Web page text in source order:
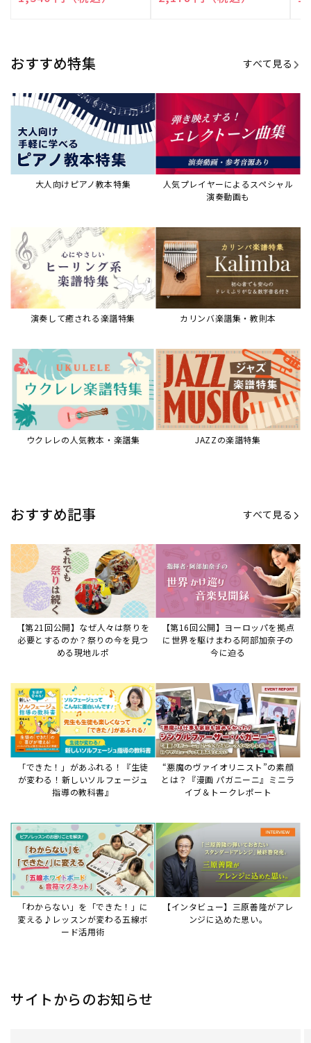
JAZZの楽譜特集
おすすめ記事 すべて見る
【第21回公開】なぜ人々は祭りを
必要とするのか？祭りの今を見つ
める現地ルポ
【第16回公開】ヨーロッパを拠点
に世界を駆けまわる阿部加奈子の
今に迫る
「できた！」があふれる！『生徒
指導の教科書』
イブ＆トークレポート
ード活用術
サイトからのお知らせ
ータについて
2026年7月27日
本件は、ディスクラビアをヤマハミュージックデー
タショップと接続してご利用いただいているお客
様への重要なお知らせです。